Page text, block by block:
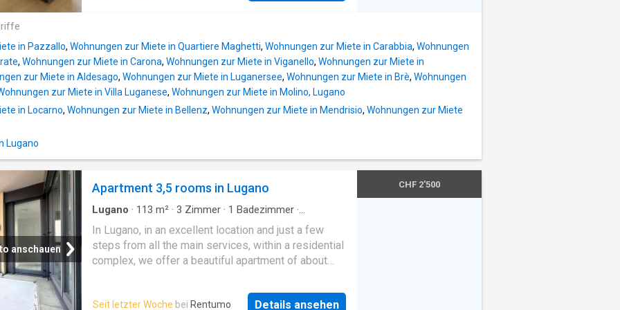
condizionata. Dispone di una cantin
Küche:* Perfekt in den offenen Wohnbereich
integriert und mit Geschirrspüler ausgestattet. *
*Modernes Schlafzimmer:* Mit großen Fenstern und
viel Stauraum, durch eine breite Einbauschränke vom
Rest der Wohnung getrennt. * *Arbeitszimmer:*
genutzt werden kann. * *Voll ausgestattetes
und Bidet. * *Balkon:* Groß und überdacht, um
maximal genutzt zu werden. *Komfort und
Dienstleistungen:* Das Gebäude verfügt über einen
Aufzug und die Wohn
in Pazzallo, Wohnungen zur Miete in Quartiere Maghetti, Wohnungen zur Miete in Carabbia, Wohnungen
, Wohnungen zur Miete in Carona, Wohnungen zur Miete in Viganello, Wohnungen zur Miete in
zur Miete in Aldesago, Wohnungen zur Miete in Luganersee, Wohnungen zur Miete in Brè, Wohnungen
zur Miete in Villa Luganese, Wohnungen zur Miete in Molino, Lugano
in Locarno, Wohnungen zur Miete in Bellenz, Wohnungen zur Miete in Mendrisio, Wohnungen zur Miete
Lugano
anschauen
Apartment 3,5 rooms in Lugano
Lugano · 113 m² · 3 Zimmer · 1 Badezimmer ·
In Lugano, in an excellent location and just a few
steps from all the main services, within a residential
complex, we offer a beautiful apartment of about
available, photos will be available soon. The
apartment includes a laundry room, a cellar and a
Seit letzter Woche bei Rentumo Details ansehen
CHF 2'500